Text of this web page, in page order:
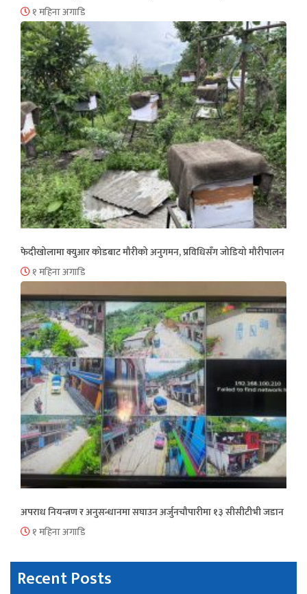
१ महिना अगाडि
फेदीखोलामा क्युआर कोडबाट मौरीको अनुगमन, प्रविधिसँग जोडियो मौरीपालन
१ महिना अगाडि
अपराध नियन्त्रण र अनुसन्धानमा सघाउन अर्जुनचौपारीमा १३ सीसीटीभी जडान
१ महिना अगाडि
Recent Posts